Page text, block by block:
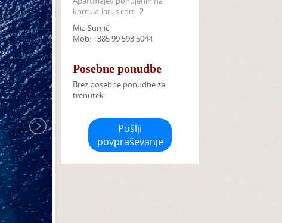
korcula-larus.com:2
Mia Sumić
Mob: +385 99 593 5044
Posebne ponudbe
Brez posebne ponudbe za
trenutek.
Pošlji
povpraševanje